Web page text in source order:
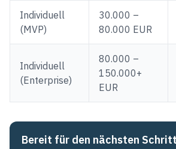
Individuell
(MVP)
30.000 –
80.000 EUR
Individuell
(Enterprise)
80.000 –
150.000+
EUR
Bereit für den nächsten